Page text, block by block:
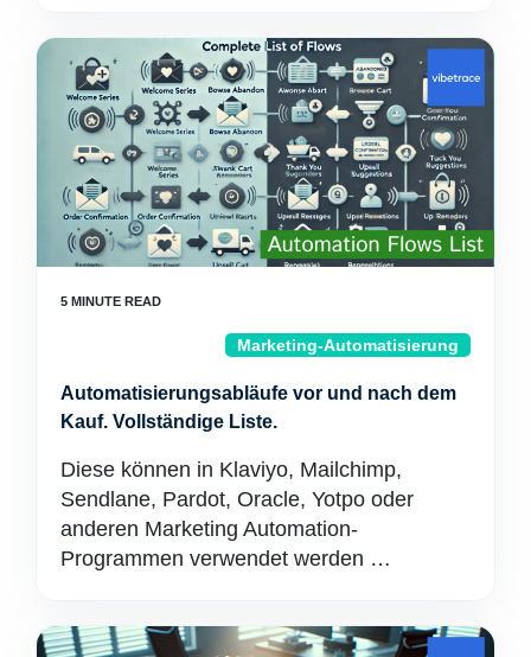
Marketing-Automatisierung
Automatisierungsabläufe vor und nach dem
Kauf. Vollständige Liste.
Diese können in Klaviyo, Mailchimp,
Sendlane, Pardot, Oracle, Yotpo oder
anderen Marketing Automation-
Programmen verwendet werden …